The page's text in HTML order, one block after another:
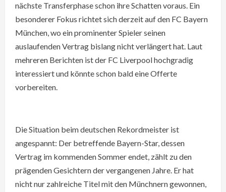
nächste Transferphase schon ihre Schatten voraus. Ein
besonderer Fokus richtet sich derzeit auf den FC Bayern
München, wo ein prominenter Spieler seinen
auslaufenden Vertrag bislang nicht verlängert hat. Laut
mehreren Berichten ist der FC Liverpool hochgradig
interessiert und könnte schon bald eine Offerte
vorbereiten.
Die Situation beim deutschen Rekordmeister ist
angespannt: Der betreffende Bayern-Star, dessen
Vertrag im kommenden Sommer endet, zählt zu den
prägenden Gesichtern der vergangenen Jahre. Er hat
nicht nur zahlreiche Titel mit den Münchnern gewonnen,